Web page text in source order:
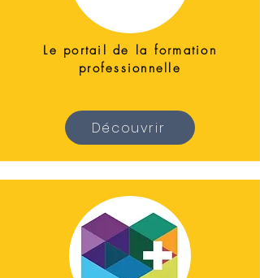
Le portail de la formation
professionnelle
Découvrir